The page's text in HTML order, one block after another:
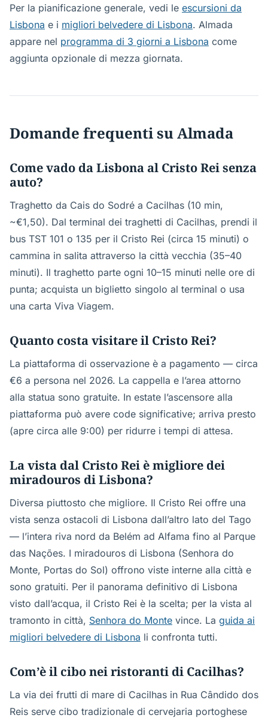
Per la pianificazione generale, vedi le escursioni da
Lisbona e i migliori belvedere di Lisbona. Almada
appare nel programma di 3 giorni a Lisbona come
aggiunta opzionale di mezza giornata.
Domande frequenti su Almada
Come vado da Lisbona al Cristo Rei senza
auto?
Traghetto da Cais do Sodré a Cacilhas (10 min,
~€1,50). Dal terminal dei traghetti di Cacilhas, prendi il
bus TST 101 o 135 per il Cristo Rei (circa 15 minuti) o
cammina in salita attraverso la città vecchia (35–40
minuti). Il traghetto parte ogni 10–15 minuti nelle ore di
punta; acquista un biglietto singolo al terminal o usa
una carta Viva Viagem.
Quanto costa visitare il Cristo Rei?
La piattaforma di osservazione è a pagamento — circa
€6 a persona nel 2026. La cappella e l’area attorno
alla statua sono gratuite. In estate l’ascensore alla
piattaforma può avere code significative; arriva presto
(apre circa alle 9:00) per ridurre i tempi di attesa.
La vista dal Cristo Rei è migliore dei
miradouros di Lisbona?
Diversa piuttosto che migliore. Il Cristo Rei offre una
vista senza ostacoli di Lisbona dall’altro lato del Tago
— l’intera riva nord da Belém ad Alfama fino al Parque
das Nações. I miradouros di Lisbona (Senhora do
Monte, Portas do Sol) offrono viste interne alla città e
sono gratuiti. Per il panorama definitivo di Lisbona
visto dall’acqua, il Cristo Rei è la scelta; per la vista al
tramonto in città, Senhora do Monte vince. La guida ai
migliori belvedere di Lisbona li confronta tutti.
Com’è il cibo nei ristoranti di Cacilhas?
La via dei frutti di mare di Cacilhas in Rua Cândido dos
Reis serve cibo tradizionale di cervejaria portoghese